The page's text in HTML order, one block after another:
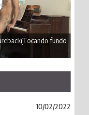
fundo
10/02/2022